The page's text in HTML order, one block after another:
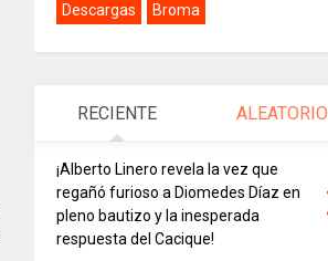
Descargas
Broma
RECIENTE ALEATORIO
¡Alberto Linero revela la vez que
regañó furioso a Diomedes Díaz en
pleno bautizo y la inesperada
respuesta del Cacique!